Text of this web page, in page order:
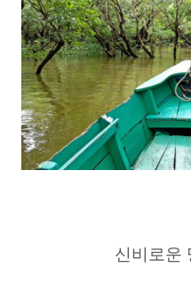
신비로운